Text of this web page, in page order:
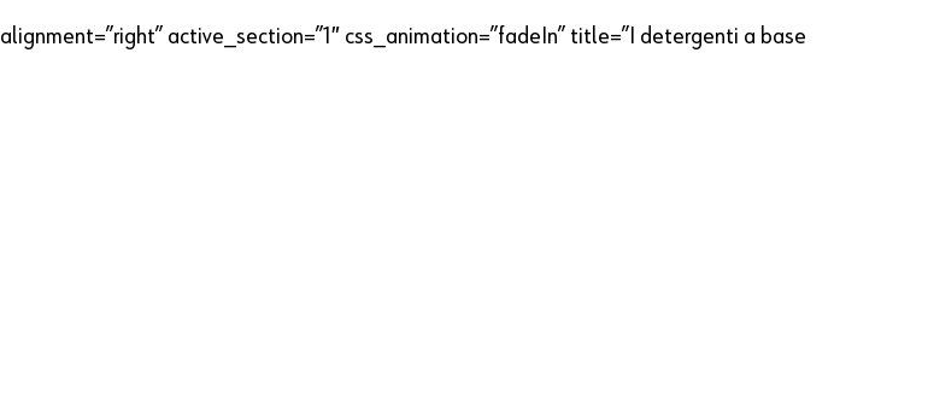
active_section=”1″ css_animation=”fadeIn” title=”I detergenti a base